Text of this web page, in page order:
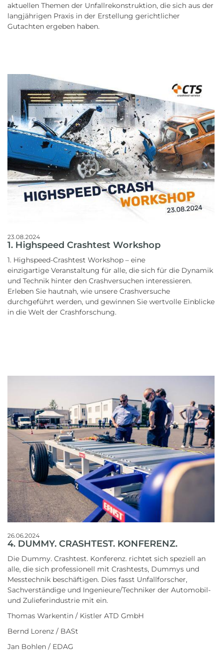
aktuellen Themen der Unfallrekonstruktion, die sich aus der
langjährigen Praxis in der Erstellung gerichtlicher
Gutachten ergeben haben.
23.08.2024
1. Highspeed Crashtest Workshop
1. Highspeed-Crashtest Workshop – eine
einzigartige Veranstaltung für alle, die sich für die Dynamik
und Technik hinter den Crashversuchen interessieren.
Erleben Sie hautnah, wie unsere Crashversuche
durchgeführt werden, und gewinnen Sie wertvolle Einblicke
in die Welt der Crashforschung.
26.06.2024
4. DUMMY. CRASHTEST. KONFERENZ.
Die Dummy. Crashtest. Konferenz. richtet sich speziell an
alle, die sich professionell mit Crashtests, Dummys und
Messtechnik beschäftigen. Dies fasst Unfallforscher,
Sachverständige und Ingenieure/Techniker der Automobil-
und Zulieferindustrie mit ein.
Thomas Warkentin / Kistler ATD GmbH
Bernd Lorenz / BASt
Jan Bohlen / EDAG